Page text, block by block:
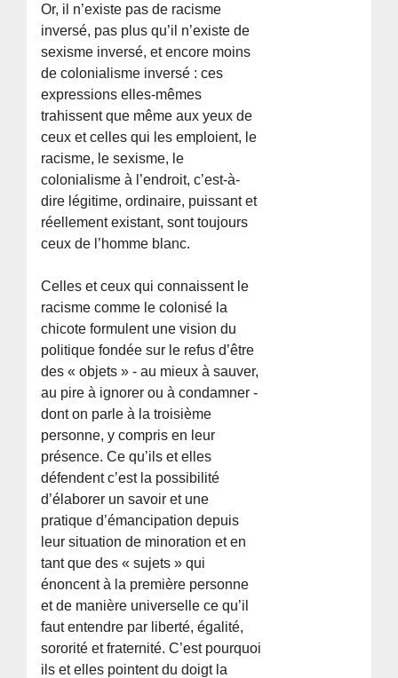
Or, il n’existe pas de racisme
inversé, pas plus qu’il n’existe de
sexisme inversé, et encore moins
de colonialisme inversé : ces
expressions elles-mêmes
trahissent que même aux yeux de
ceux et celles qui les emploient, le
racisme, le sexisme, le
colonialisme à l’endroit, c’est-à-
dire légitime, ordinaire, puissant et
réellement existant, sont toujours
ceux de l’homme blanc.
Celles et ceux qui connaissent le
racisme comme le colonisé la
chicote formulent une vision du
politique fondée sur le refus d’être
des « objets » - au mieux à sauver,
au pire à ignorer ou à condamner -
dont on parle à la troisième
personne, y compris en leur
présence. Ce qu’ils et elles
défendent c’est la possibilité
d’élaborer un savoir et une
pratique d’émancipation depuis
leur situation de minoration et en
tant que des « sujets » qui
énoncent à la première personne
et de manière universelle ce qu’il
faut entendre par liberté, égalité,
sororité et fraternité. C’est pourquoi
ils et elles pointent du doigt la